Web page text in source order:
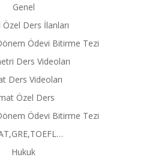
Genel
Özel Ders İlanları
Ödevi Bitirme Tezi
Ders Videoları
Ders Videoları
Özel Ders
Ödevi Bitirme Tezi
Hukuk